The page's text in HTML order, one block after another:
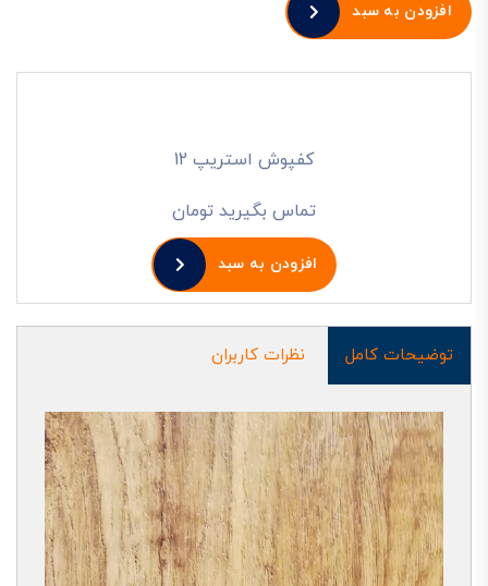
افزودن به سبد
کفپوش استریپ 12
تماس بگیرید تومان
افزودن به سبد
توضیحات کامل نظرات کاربران